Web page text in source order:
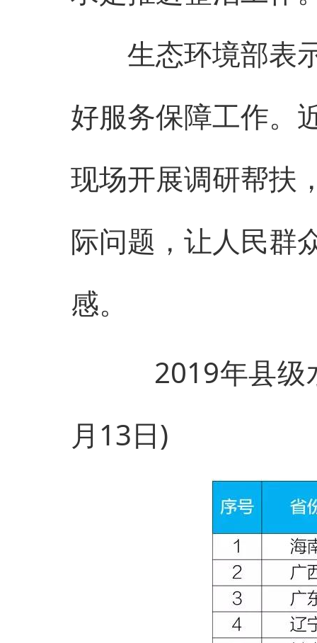
生态环境部表示
好服务保障工作。
现场开展调研帮扶
际问题，让人民群
感。
2019年县级
月13日)